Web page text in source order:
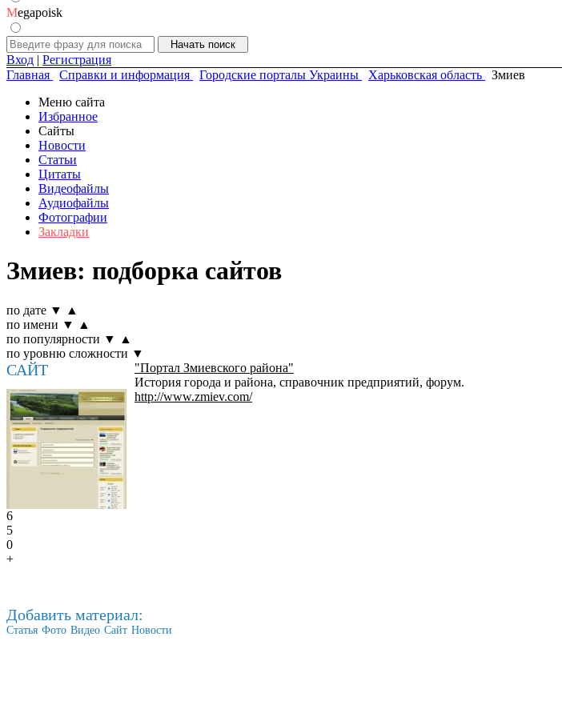
Megapoisk
Вход | Регистрация
Главная
Справки и информация Городские порталы Украины Харьковская область
Змиев
Меню сайта
Избранное
Сайты
Новости
Статьи
Цитаты
Видеофайлы
Аудиофайлы
Фотографии
Закладки
Змиев: подборка сайтов
по дате ▼
▲
по имени ▼
▲
по популярности ▼
▲
по уровню сложности ▼
САЙТ
"Портал Змиевского района"
История города и района, справочник предприятий, форум.
http://www.zmiev.com/
6
5
0
+
Добавить материал:
Статья Фото Видео Сайт Новости